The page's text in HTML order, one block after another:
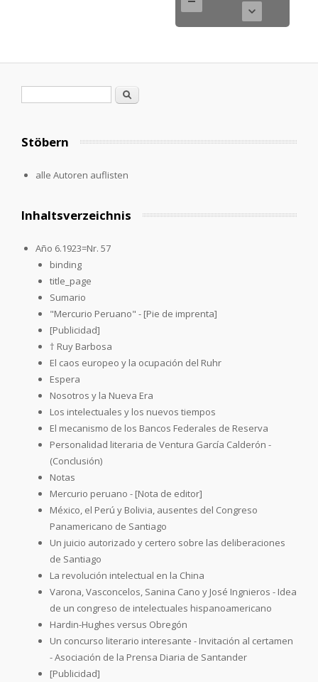
Suche
Stöbern
alle Autoren auflisten
Inhaltsverzeichnis
Año 6.1923=Nr. 57
binding
title_page
Sumario
"Mercurio Peruano" - [Pie de imprenta]
[Publicidad]
† Ruy Barbosa
El caos europeo y la ocupación del Ruhr
Espera
Nosotros y la Nueva Era
Los intelectuales y los nuevos tiempos
El mecanismo de los Bancos Federales de Reserva
Personalidad literaria de Ventura García Calderón -
(Conclusión)
Notas
Mercurio peruano - [Nota de editor]
México, el Perú y Bolivia, ausentes del Congreso
Panamericano de Santiago
Un juicio autorizado y certero sobre las deliberaciones
de Santiago
La revolución intelectual en la China
Varona, Vasconcelos, Sanina Cano y José Ingnieros - Idea
de un congreso de intelectuales hispanoamericano
Hardin-Hughes versus Obregón
Un concurso literario interesante - Invitación al certamen
- Asociación de la Prensa Diaria de Santander
[Publicidad]